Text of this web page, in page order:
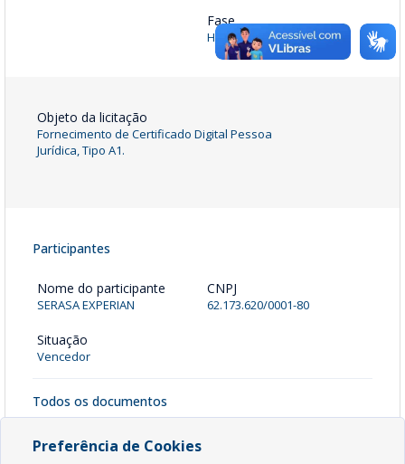
Fase
Homologada
Objeto da licitação
Fornecimento de Certificado Digital Pessoa
Jurídica, Tipo A1.
Participantes
Nome do participante
SERASA EXPERIAN
CNPJ
62.173.620/0001-80
Situação
Vencedor
Todos os documentos
Baixar Arquivo
Preferência de Cookies